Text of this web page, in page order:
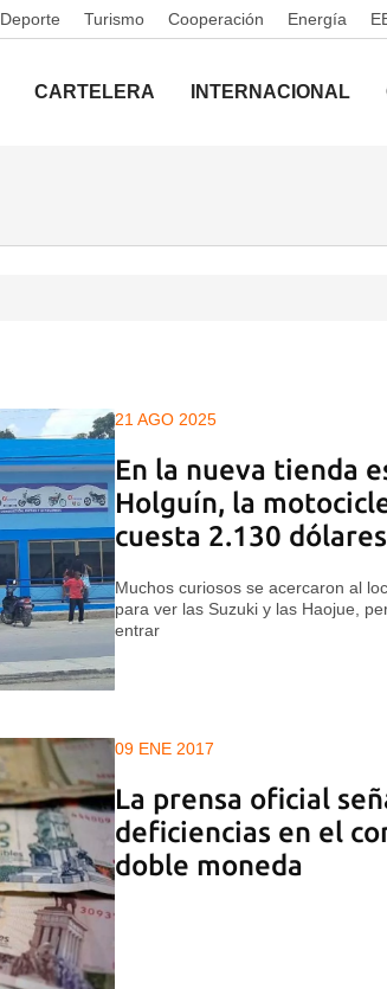
Deporte Turismo Cooperación Energía
CARTELERA INTERNACIONAL
21 AGO 2025
En la nueva tienda
Holguín, la
cuesta 2.130 dólares
Muchos curiosos se acercaron al
para ver las Suzuki y las Haojue,
entrar
09 ENE 2017
La prensa oficial
deficiencias en el
doble moneda